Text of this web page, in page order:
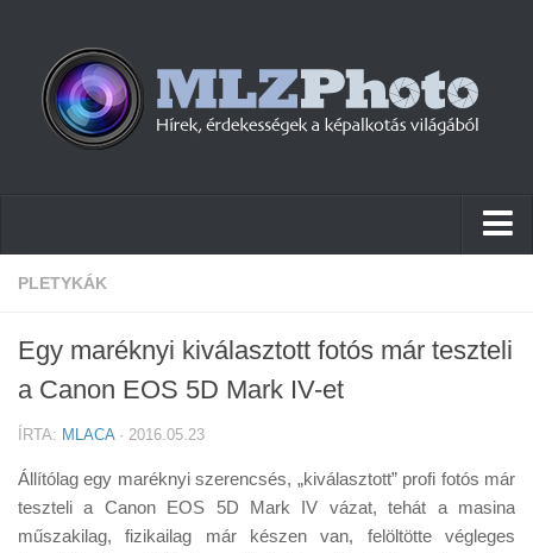
Hírek
Cikkek
Tudástár
Tanácsok
PLETYKÁK
Egy maréknyi kiválasztott fotós már teszteli
a Canon EOS 5D Mark IV-et
ÍRTA: MLACA· 2016.05.23
Állítólag egy maréknyi szerencsés, „kiválasztott” profi fotós már
teszteli a Canon EOS 5D Mark IV vázat, tehát a masina
műszakilag, fizikailag már készen van, felöltötte végleges